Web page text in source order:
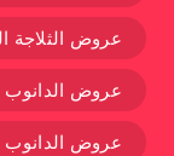
عروض الثلاجة
عروض الدانوب
عروض الدانوب